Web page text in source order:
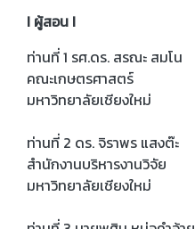
I ผู้สอน I
ท่านที่ 1 รศ.ดร. สรณะ สมโน
คณะเกษตรศาสตร์
มหาวิทยาลัยเชียงใหม่
ท่านที่ 2 ดร. จิราพร แสงต๊ะ
สำนักงานบริหารงานวิจัย
มหาวิทยาลัยเชียงใหม่